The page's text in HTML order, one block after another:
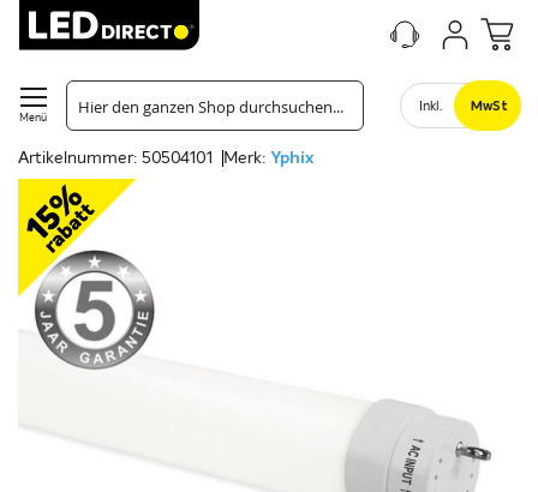
Menü
Inkl. MwSt
Artikelnummer: 50504101 Merk: Yphix